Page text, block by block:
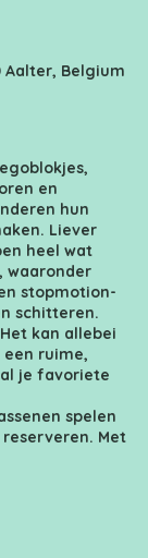
Aalter, Belgium
en
hun
Liever
heel wat
waaronder
stopmotion-
schitteren.
kan allebei
een ruime,
je favoriete
spelen
Met